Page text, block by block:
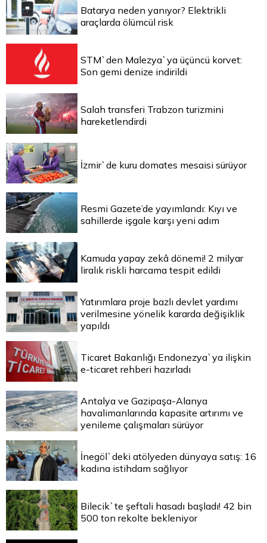
Batarya neden yanıyor? Elektrikli
araçlarda ölümcül risk
STM`den Malezya`ya üçüncü korvet:
Son gemi denize indirildi
Salah transferi Trabzon turizmini
hareketlendirdi
İzmir`de kuru domates mesaisi sürüyor
Resmi Gazete’de yayımlandı: Kıyı ve
sahillerde işgale karşı yeni adım
Kamuda yapay zekâ dönemi! 2 milyar
liralık riskli harcama tespit edildi
Yatırımlara proje bazlı devlet yardımı
verilmesine yönelik kararda değişiklik
yapıldı
Ticaret Bakanlığı Endonezya`ya ilişkin
e-ticaret rehberi hazırladı
Antalya ve Gazipaşa-Alanya
havalimanlarında kapasite artırımı ve
yenileme çalışmaları sürüyor
İnegöl`deki atölyeden dünyaya satış: 16
kadına istihdam sağlıyor
Bilecik`te şeftali hasadı başladı! 42 bin
500 ton rekolte bekleniyor